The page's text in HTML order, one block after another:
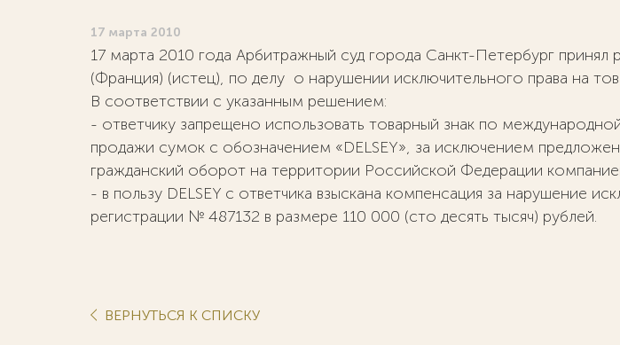
17 марта 2010
17 марта 2010 года Арбитражный суд города Санкт-Петербург
(Франция) (истец), по делу о нарушении исключительного права на
В соответствии с указанным решением:
- ответчику запрещено использовать товарный знак по
продажи сумок с обозначением «DELSEY», за исключением
гражданский оборот на территории Российской Федерации
- в пользу DELSEY с ответчика взыскана компенсация за нарушение
регистрации № 487132 в размере 110 000 (сто десять тысяч) рублей.
ВЕРНУТЬСЯ К СПИСКУ